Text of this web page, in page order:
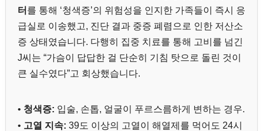
터 를 통해 ‘청색증’의 위험성을 인지한 가족들이 즉시 응
급실로 이송했고, 진단 결과 중증 폐렴으로 인한 저산소
증 상태였습니다. 다행히 집중 치료를 통해 고비를 넘긴
J씨는 “가슴이 답답한 걸 단순히 기침 탓으로 돌린 것이
큰 실수였다”고 회상했습니다.
• 청색증: 입술, 손톱, 얼굴이 푸르스름하게 변하는 경우.
• 고열 지속: 39도 이상의 고열이 해열제를 먹어도 24시